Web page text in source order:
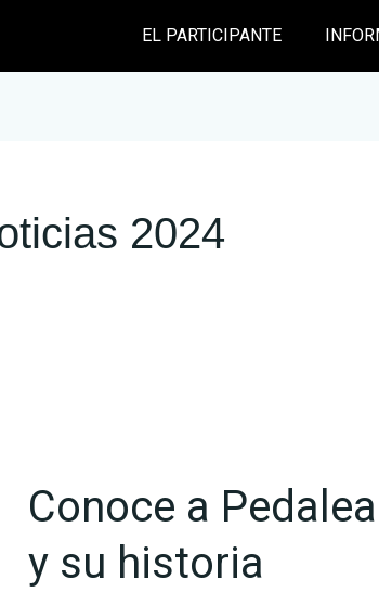
EL PARTICIPANTE
2024
Conoce a
y su historia
Pedaleando
Ainhoa